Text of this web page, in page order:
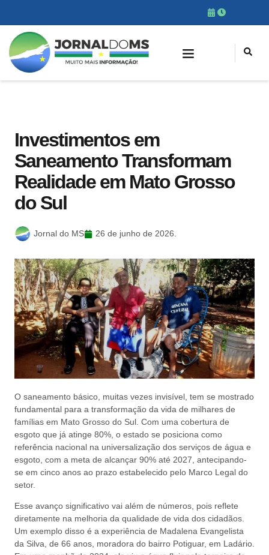
Investimentos em
Saneamento Transformam
Realidade em Mato Grosso
do Sul
Jornal do MS 26 de junho de 2026.
O saneamento básico, muitas vezes invisível, tem se mostrado
fundamental para a transformação da vida de milhares de
famílias em Mato Grosso do Sul. Com uma cobertura de
esgoto que já atinge 80%, o estado se posiciona como
referência nacional na universalização dos serviços de água e
esgoto, com a meta de alcançar 90% até 2027, antecipando-
se em cinco anos ao prazo estabelecido pelo Marco Legal do
setor.
Esse avanço significativo vai além de números, pois reflete
diretamente na melhoria da qualidade de vida dos cidadãos.
Um exemplo disso é a experiência de Madalena Evangelista
da Silva, de 66 anos, moradora do bairro Potiguar, em Ladário.